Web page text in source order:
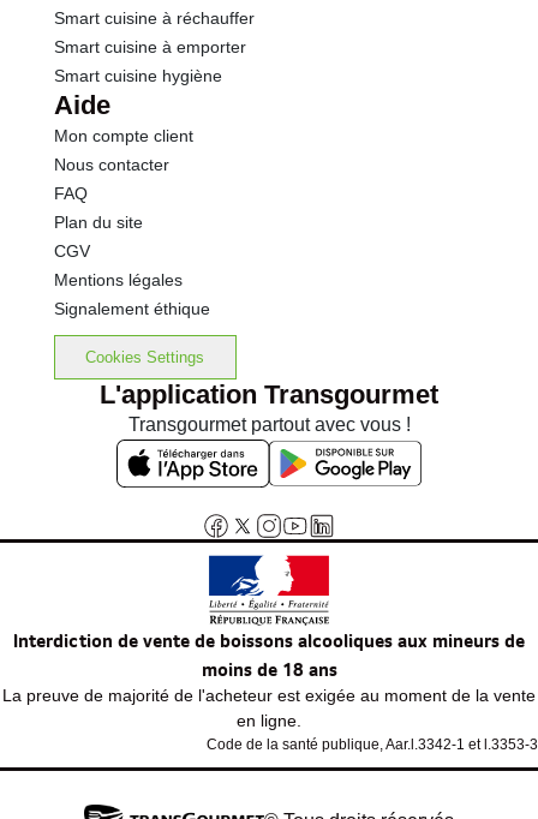
Smart cuisine à réchauffer
Smart cuisine à emporter
Smart cuisine hygiène
Aide
Mon compte client
Nous contacter
FAQ
Plan du site
CGV
Mentions légales
Signalement éthique
Cookies Settings
L'application Transgourmet
Transgourmet partout avec vous !
Interdiction de vente de boissons alcooliques aux mineurs de
moins de 18 ans
La preuve de majorité de l'acheteur est exigée au moment de la vente
en ligne.
Code de la santé publique, Aar.l.3342-1 et l.3353-3